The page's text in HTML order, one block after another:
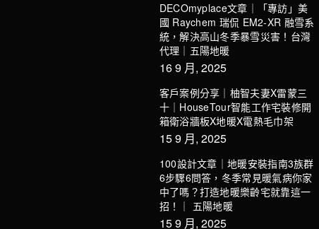
DECOmyplace文章｜「專訪」美
國 Raychem 瑞侃 EM2-XR 融雪系
統，解決高山冬季暴雪災害！台灣
代理｜五陽地暖
16 9 月, 2025
客戶案例分享｜柚智夫妻X雷蒙三
十｜HouseTour智能工作宅裝修開
箱衛浴牆板X地暖X電熱毛巾架
15 9 月, 2025
100設計文章｜地暖安裝指南3族群
6步驟6問答，冬季常見暖氣病你家
中了嗎？打造地暖樂齡宅就靠這一
招！｜ 五陽地暖
15 9 月, 2025